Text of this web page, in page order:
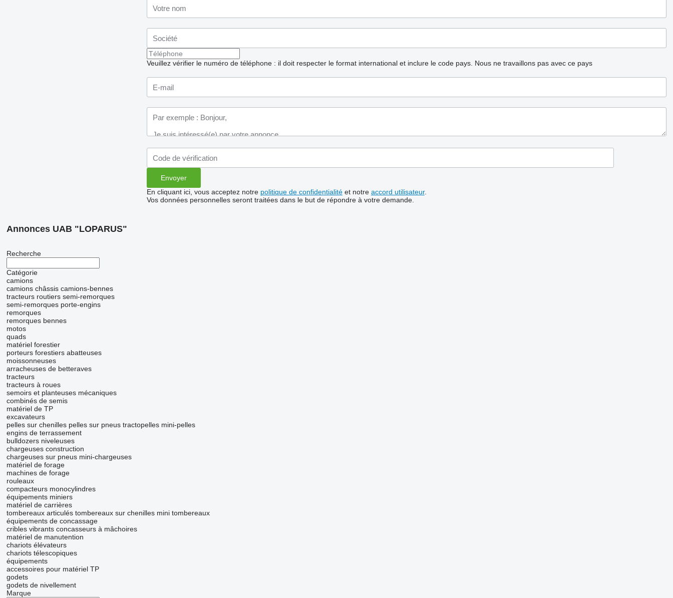
Veuillez vérifier le numéro de téléphone : il doit respecter le format international et inclure le code pays. Nous ne travaillons pas avec ce pays
En cliquant ici, vous acceptez notre politique de confidentialitéet notre accord utilisateur.
Vos données personnelles seront traitées dans le but de répondre à votre demande.
Annonces UAB "LOPARUS"
Recherche
Catégorie
camions
camions châssis camions-bennes
tracteurs routiers semi-remorques
semi-remorques porte-engins
remorques
remorques bennes
motos
quads
matériel forestier
porteurs forestiers abatteuses
moissonneuses
arracheuses de betteraves
tracteurs
tracteurs à roues
semoirs et planteuses mécaniques
combinés de semis
matériel de TP
excavateurs
pelles sur chenilles pelles sur pneus tractopelles mini-pelles
engins de terrassement
bulldozers niveleuses
chargeuses construction
chargeuses sur pneus mini-chargeuses
matériel de forage
machines de forage
rouleaux
compacteurs monocylindres
équipements miniers
matériel de carrières
tombereaux articulés tombereaux sur chenilles mini tombereaux
équipements de concassage
cribles vibrants concasseurs à mâchoires
matériel de manutention
chariots élévateurs
chariots télescopiques
équipements
accessoires pour matériel TP
godets
godets de nivellement
Marque